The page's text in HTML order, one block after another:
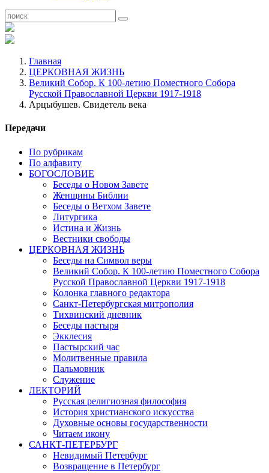
Главная
ЦЕРКОВНАЯ ЖИЗНЬ
Великий Собор. К 100-летию Поместного Собора
Русской Православной Церкви 1917-1918
Арцыбушев. Свидетель века
Передачи
По рубрикам
По алфавиту
БОГОСЛОВИЕ
Беседы о Новом Завете
Женщины Библии
Беседы о Ветхом Завете
Литургика
Истина и Жизнь
Вестники свободы
ЦЕРКОВНАЯ ЖИЗНЬ
Беседы на Символ веры
Великий Собор. К 100-летию Поместного Собора
Русской Православной Церкви 1917-1918
Колонка главного редактора
Санкт-Петербургская митрополия
Тихвинский дневник
Беседы пастыря
Экклесия
Пастырский час
Молитвенные правила
Пальмовник
Служение
ЛЕКТОРИЙ
Русская религиозная философия
История христианского искусства
Духовные основы государственности
Читаем икону
САНКТ-ПЕТЕРБУРГ
Невидимый Петербург
Возвращение в Петербург